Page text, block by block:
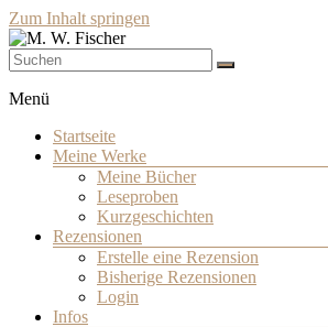
Zum Inhalt springen
Schriftsteller
Menü
Startseite
Meine Werke
Meine Bücher
Leseproben
Kurzgeschichten
Rezensionen
Erstelle eine Rezension
Bisherige Rezensionen
Login
Infos